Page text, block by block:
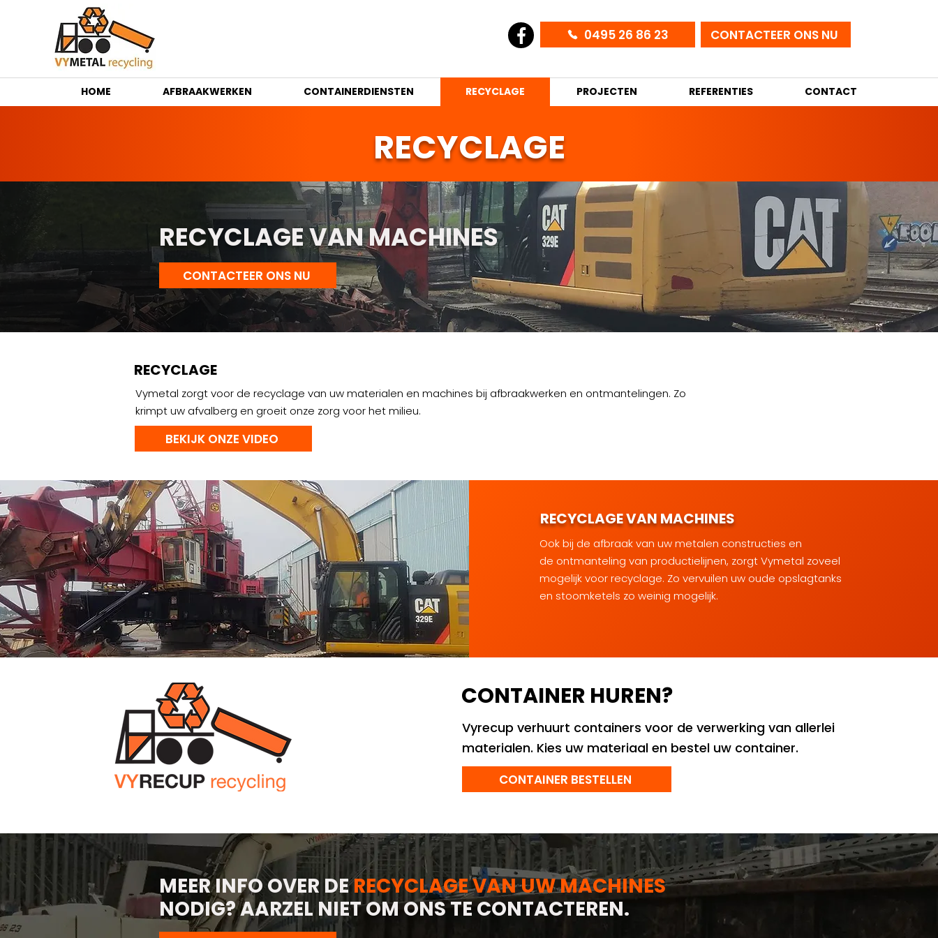
0495 26 86 23 CONTACTEER ONS NU
HOME AFBRAAKWERKEN CONTAINERDIENSTEN RECYCLAGE PROJECTEN REFERENTIES CONTACT
RECYCLAGE
RECYCLAGE VAN MACHINES
CONTACTEER ONS NU
RECYCLAGE
Vymetal zorgt voor de recyclage van uw materialen en machines bij afbraakwerken en ontmantelingen. Zo
krimpt uw afvalberg en groeit onze zorg voor het milieu.
BEKIJK ONZE VIDEO
RECYCLAGE VAN MACHINES
Ook bij de afbraak van uwmetalen constructies en
de ontmanteling van productielijnen, zorgt Vymetal zoveel
mogelijk voor recyclage. Zo vervuilen uw oude opslagtanks
en stoomketels zo weinig mogelijk.
CONTAINER HUREN?
Vyrecup verhuurt containers voor de verwerking van allerlei
materialen. Kies uw materiaal en bestel uw container.
CONTAINER BESTELLEN
MEER INFO OVER DERECYCLAGE VAN UW MACHINES
NODIG? AARZEL NIET OM ONS TE CONTACTEREN.